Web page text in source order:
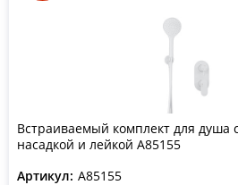
Встраиваемый комплект для душа
насадкой и лейкой A85155
Артикул: A85155